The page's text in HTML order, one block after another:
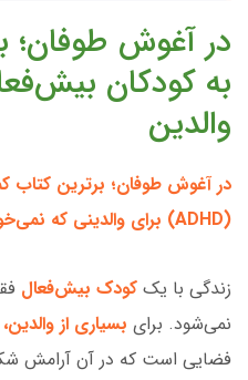
در آغوش طوفان؛
والدین
در آغوش طوفان؛ برترین کتاب
(ADHD) برای والدینی که نمی‌خواهند فرزندشان را گم کنند
زندگی با یک کودک بیش‌فعال
نمی‌شود. برای بسیاری از والدین، ADHD
فضایی است که در آن آرامش